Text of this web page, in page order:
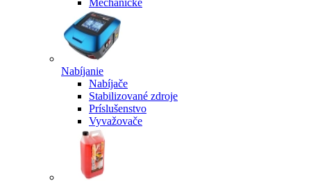
Mechanické
Nabíjanie
Nabíjače
Stabilizované zdroje
Príslušenstvo
Vyvažovače